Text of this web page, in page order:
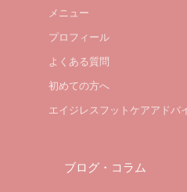
メニュー
プロフィール
よくある質問
初めての方へ
エイジレスフットケアアド
ブログ・コラム